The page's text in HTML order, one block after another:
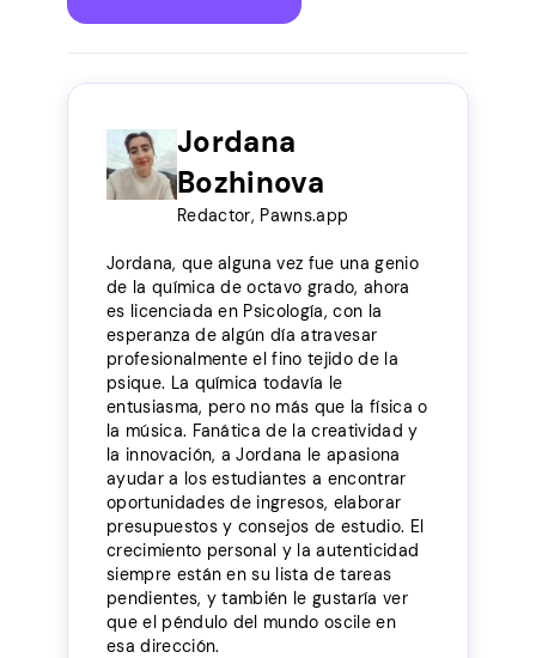
Jordana
Bozhinova
Redactor, Pawns.app
Jordana, que alguna vez fue una genio
de la química de octavo grado, ahora
es licenciada en Psicología, con la
esperanza de algún día atravesar
profesionalmente el fino tejido de la
psique. La química todavía le
entusiasma, pero no más que la física o
la música. Fanática de la creatividad y
la innovación, a Jordana le apasiona
ayudar a los estudiantes a encontrar
oportunidades de ingresos, elaborar
presupuestos y consejos de estudio. El
crecimiento personal y la autenticidad
siempre están en su lista de tareas
pendientes, y también le gustaría ver
que el péndulo del mundo oscile en
esa dirección.